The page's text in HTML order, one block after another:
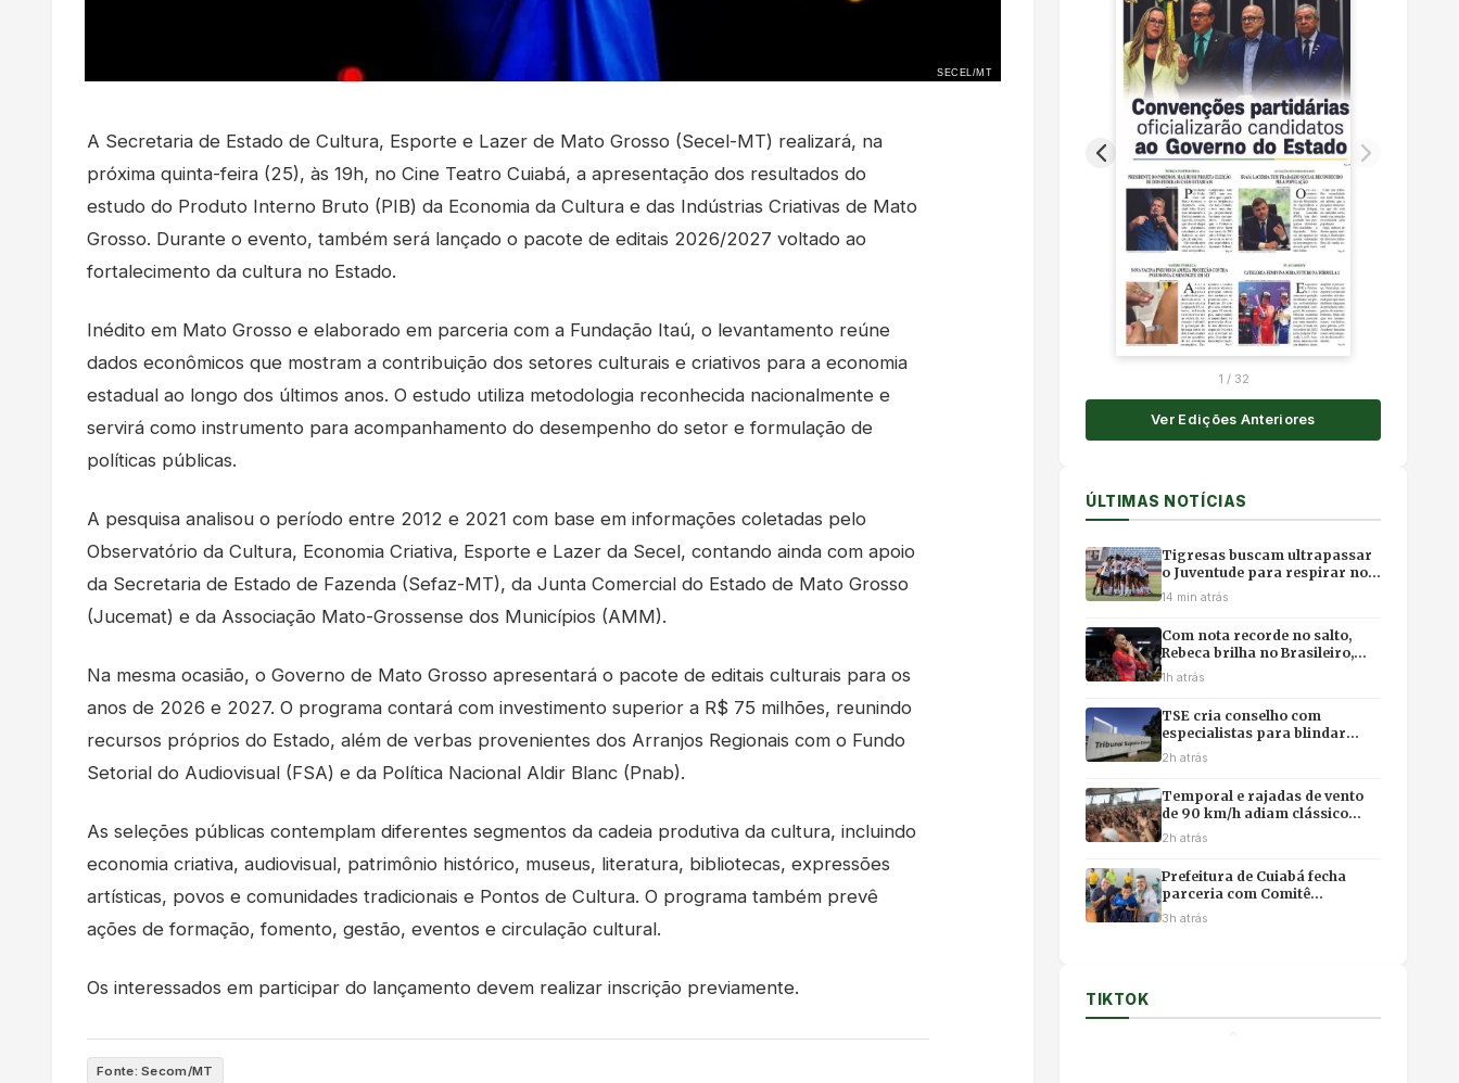
SECEL/MT
A Secretaria de Estado de Cultura, Esporte e Lazer de Mato Grosso (Secel-MT) realizará, na
próxima quinta-feira (25), às 19h, no Cine Teatro Cuiabá, a apresentação dos resultados do
estudo do Produto Interno Bruto (PIB) da Economia da Cultura e das Indústrias Criativas de Mato
Grosso. Durante o evento, também será lançado o pacote de editais 2026/2027 voltado ao
fortalecimento da cultura no Estado.
Inédito em Mato Grosso e elaborado em parceria com a Fundação Itaú, o levantamento reúne
dados econômicos que mostram a contribuição dos setores culturais e criativos para a economia
estadual ao longo dos últimos anos. O estudo utiliza metodologia reconhecida nacionalmente e
servirá como instrumento para acompanhamento do desempenho do setor e formulação de
políticas públicas.
A pesquisa analisou o período entre 2012 e 2021 com base em informações coletadas pelo
Observatório da Cultura, Economia Criativa, Esporte e Lazer da Secel, contando ainda com apoio
da Secretaria de Estado de Fazenda (Sefaz-MT), da Junta Comercial do Estado de Mato Grosso
(Jucemat) e da Associação Mato-Grossense dos Municípios (AMM).
Na mesma ocasião, o Governo de Mato Grosso apresentará o pacote de editais culturais para os
anos de 2026 e 2027. O programa contará com investimento superior a R$ 75 milhões, reunindo
recursos próprios do Estado, além de verbas provenientes dos Arranjos Regionais com o Fundo
Setorial do Audiovisual (FSA) e da Política Nacional Aldir Blanc (Pnab).
As seleções públicas contemplam diferentes segmentos da cadeia produtiva da cultura, incluindo
economia criativa, audiovisual, patrimônio histórico, museus, literatura, bibliotecas, expressões
artísticas, povos e comunidades tradicionais e Pontos de Cultura. O programa também prevê
ações de formação, fomento, gestão, eventos e circulação cultural.
Os interessados em participar do lançamento devem realizar inscrição previamente.
Fonte: Secom/MT
1 / 32
Ver Edições Anteriores
ÚLTIMAS NOTÍCIAS
Tigresas buscam ultrapassar
o Juventude para respirar no
campeonato
14 min atrás
Com nota recorde no salto,
Rebeca brilha no Brasileiro,
mas poupa físico e abre mão
1h atrás
TSE cria conselho com
especialistas para blindar
eleições contra desinformação
2h atrás
Temporal e rajadas de vento
de 90 km/h adiam clássico
vovô do Brasileirão Feminino
2h atrás
Prefeitura de Cuiabá fecha
parceria com Comitê
Paralímpico para capacitar
3h atrás
TIKTOK